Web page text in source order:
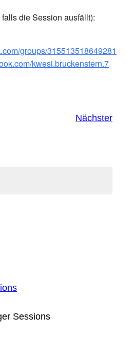
die Session ausfällt):
groups/315513518649281
kwesi.bruckenstern.7
Nächster
Sessions